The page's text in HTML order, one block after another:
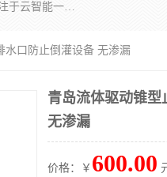
青岛铭源环保科技有限公司是一家专注于环保与智慧水务领域的先进科技企业，公司专注于云智能一体化HMPP预制泵站、智能截流井设备、调蓄池雨洪管理设备、水务循环利用、云智慧水务开发及新型环保技术研发等领域。
水口防止倒灌设备 无渗漏
青岛流体驱动锥
无渗漏
价格：￥ 600.00